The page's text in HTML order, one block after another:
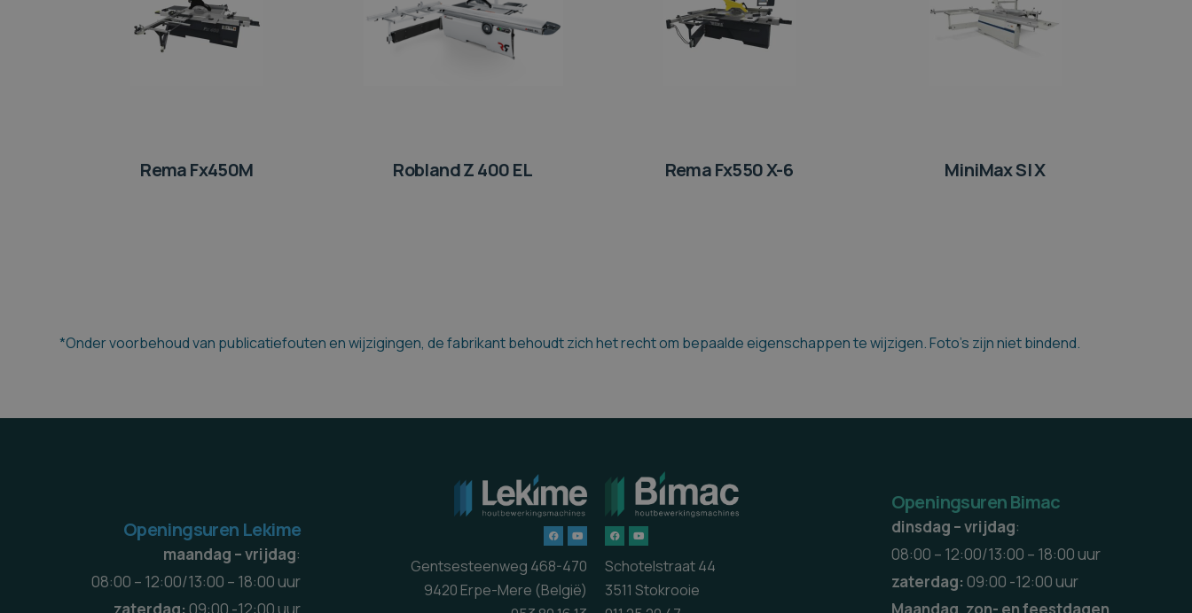
Rema Fx450M Robland Z 400 EL Rema Fx550 X-6 MiniMax SI X
*Onder voorbehoud van publicatiefouten en wijzigingen, de fabrikant behoudt zich het recht om bepaalde eigenschappen te wijzigen. Foto's zijn niet bindend.
Openingsuren Lekime
maandag – vrijdag:
08:00 – 12:00/13:00 – 18:00 uur
zaterdag:09:00 -12:00 uur
Gentsesteenweg 468-470
9420 Erpe-Mere (België)
Schotelstraat 44
3511 Stokrooie
Openingsuren Bimac
dinsdag – vrijdag:
08:00 – 12:00/13:00 – 18:00 uur
zaterdag: 09:00 -12:00 uur
Maandag, zon- en feestdagen